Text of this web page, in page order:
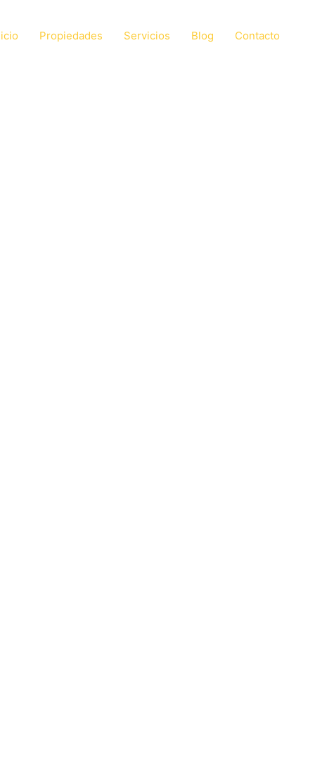
Propiedades Servicios Blog Contacto